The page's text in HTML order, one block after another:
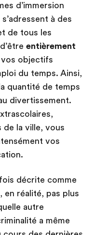
d’immersion
à des
de tous les
entièrement
objectifs
du temps. Ainsi,
quantité de temps
divertissement.
de la ville, vous
vos
décrite comme
en réalité, pas plus
autre
a même